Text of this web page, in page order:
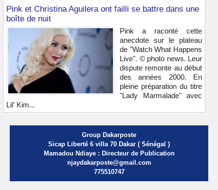
Pink et Christina Aguilera ont failli se battre dans une
boîte de nuit
Pink a raconté cette
anecdote sur le plateau
de "Watch What Happens
Live". © photo news. Leur
dispute remonte au début
des années 2000. En
pleine préparation du titre
"Lady Marmalade" avec
Lil' Kim...
Group Dakarposte
Sicap Liberté 6 villa 70 Dakar ( Sénégal )
Mamadou Ndiaye : Directeur de Publication
njaydakarposte@gmail.com
775510747